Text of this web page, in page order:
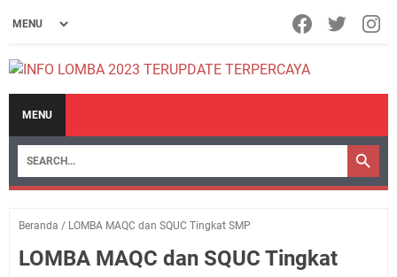
MENU
Beranda / LOMBA MAQC dan SQUC Tingkat SMP
LOMBA MAQC dan SQUC Tingkat